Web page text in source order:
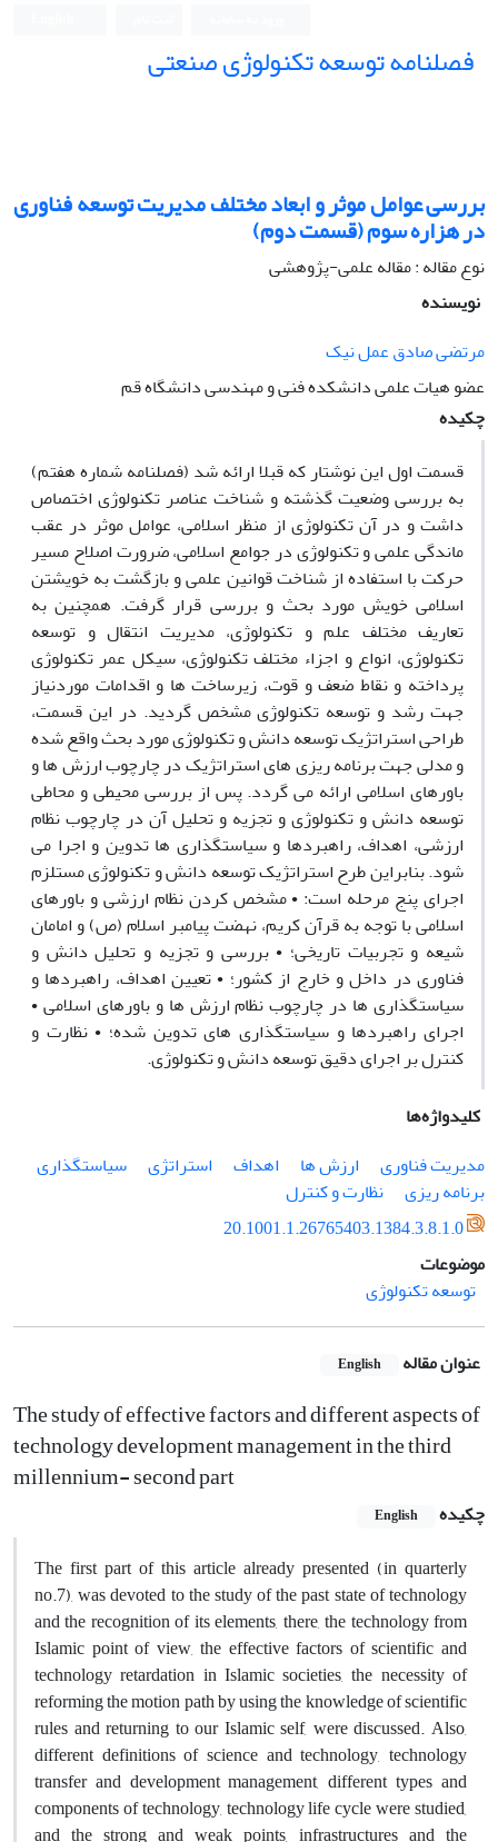
فصلنامه توسعه تکنولوژی صنعتی
بررسی عوامل موثر و ابعاد مختلف مدیریت توسعه فناوری
در هزاره سوم (قسمت دوم)
نوع مقاله : مقاله علمی-پژوهشی
نویسنده
مرتضی صادق عمل نیک
عضو هیات علمی دانشکده فنی و مهندسی دانشگاه قم
چکیده
قسمت اول این نوشتار که قبلا ارائه شد (فصلنامه شماره هفتم)
به بررسی وضعیت گذشته و شناخت عناصر تکنولوژی اختصاص
داشت و در آن تکنولوژی از منظر اسلامی، عوامل موثر در عقب
ماندگی علمی و تکنولوژی در جوامع اسلامی، ضرورت اصلاح مسیر
حرکت با استفاده از شناخت قوانین علمی و بازگشت به خویشتن
اسلامی خویش مورد بحث و بررسی قرار گرفت. همچنین به
تعاریف مختلف علم و تکنولوژی، مدیریت انتقال و توسعه
تکنولوژی، انواع و اجزاء مختلف تکنولوژی، سیکل عمر تکنولوژی
پرداخته و نقاط ضعف و قوت، زیرساخت ها و اقدامات موردنیاز
جهت رشد و توسعه تکنولوژی مشخص گردید. در این قسمت،
طراحی استراتژیک توسعه دانش و تکنولوژی مورد بحث واقع شده
و مدلی جهت برنامه ریزی های استراتژیک در چارچوب ارزش ها و
باورهای اسلامی ارائه می گردد. پس از بررسی محیطی و محاطی
توسعه دانش و تکنولوژی و تجزیه و تحلیل آن در چارچوب نظام
ارزشی، اهداف، راهبردها و سیاستگذاری ها تدوین و اجرا می
شود. بنابراین طرح استراتژیک توسعه دانش و تکنولوژی مستلزم
اجرای پنج مرحله است: • مشخص کردن نظام ارزشی و باورهای
اسلامی با توجه به قرآن کریم، نهضت پیامبر اسلام (ص) و امامان
شیعه و تجربیات تاریخی؛ • بررسی و تجزیه و تحلیل دانش و
فناوری در داخل و خارج از کشور؛ • تعیین اهداف، راهبردها و
سیاستگذاری ها در چارچوب نظام ارزش ها و باورهای اسلامی •
اجرای راهبردها و سیاستگذاری های تدوین شده؛ • نظارت و
کنترل بر اجرای دقیق توسعه دانش و تکنولوژی.
کلیدواژه‌ها
مدیریت فناوری
ارزش ها اهداف استراتژی
سیاستگذاری
برنامه ریزی
نظارت و کنترل
20.1001.1.26765403.1384.3.8.1.0
موضوعات
توسعه تکنولوژی
عنوان مقاله English
The study of effective factors and different aspects of
technology development management in the third
millennium- second part
چکیده English
The first part of this article already presented (in quarterly
no.7), was devoted to the study of the past state of technology
and the recognition of its elements, there, the technology from
Islamic point of view, the effective factors of scientific and
technology retardation in Islamic societies, the necessity of
reforming the motion path by using the knowledge of scientific
rules and returning to our Islamic self, were discussed. Also,
different definitions of science and technology, technology
transfer and development management, different types and
components of technology, technology life cycle were studied,
and the strong and weak points, infrastructures and the